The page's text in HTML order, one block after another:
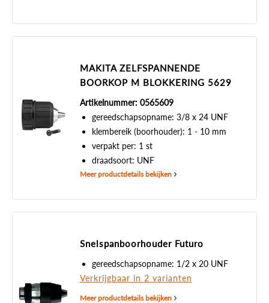
MAKITA ZELFSPANNENDE
BOORKOP M BLOKKERING 5629
Artikelnummer: 0565609
gereedschapsopname: 3/8 x 24 UNF
klembereik (boorhouder): 1 - 10 mm
verpakt per: 1 st
draadsoort: UNF
Meer productdetails bekijken
Snelspanboorhouder Futuro
gereedschapsopname: 1/2 x 20 UNF
Verkrijgbaar in 2 varianten
Meer productdetails bekijken